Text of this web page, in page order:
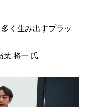
く生み出すプラッ
将一 氏